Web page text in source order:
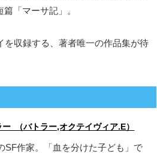
「マーサ記」。
を収録する、著者唯一の作品集が待
（バトラー,オクテイヴィア.E）
SF作家。「血を分けた子ども」で